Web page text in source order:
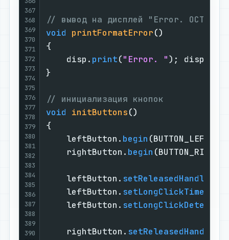
367
368
369
370
371
372
373
374
375
376
377
378
379
380
381
382
383
384
385
386
387
388
389
390
// вывод на дисплей "Error.
void printFormatError()
{
    disp.
print("Error. "); disp.
}
// инициализация кнопок
void initButtons()
{
    leftButton.
begin (BUTTON_LEFT,
    rightButton.
begin
    leftButton.
setReleasedHandler
    leftButton.
setLongClickTime
    leftButton.
    rightButton.
setReleasedHandler